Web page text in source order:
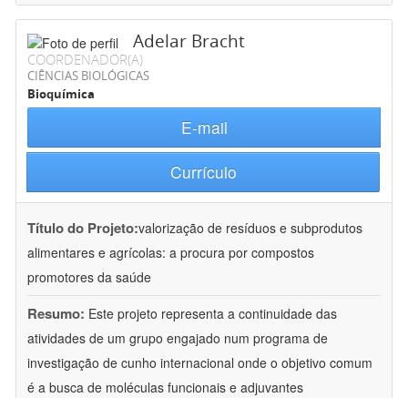
Adelar Bracht
COORDENADOR(A)
CIÊNCIAS BIOLÓGICAS
Bioquímica
E-mail
Currículo
Título do Projeto:valorização de resíduos e subprodutos
alimentares e agrícolas: a procura por compostos
promotores da saúde
Resumo: Este projeto representa a continuidade das
atividades de um grupo engajado num programa de
investigação de cunho internacional onde o objetivo comum
é a busca de moléculas funcionais e adjuvantes